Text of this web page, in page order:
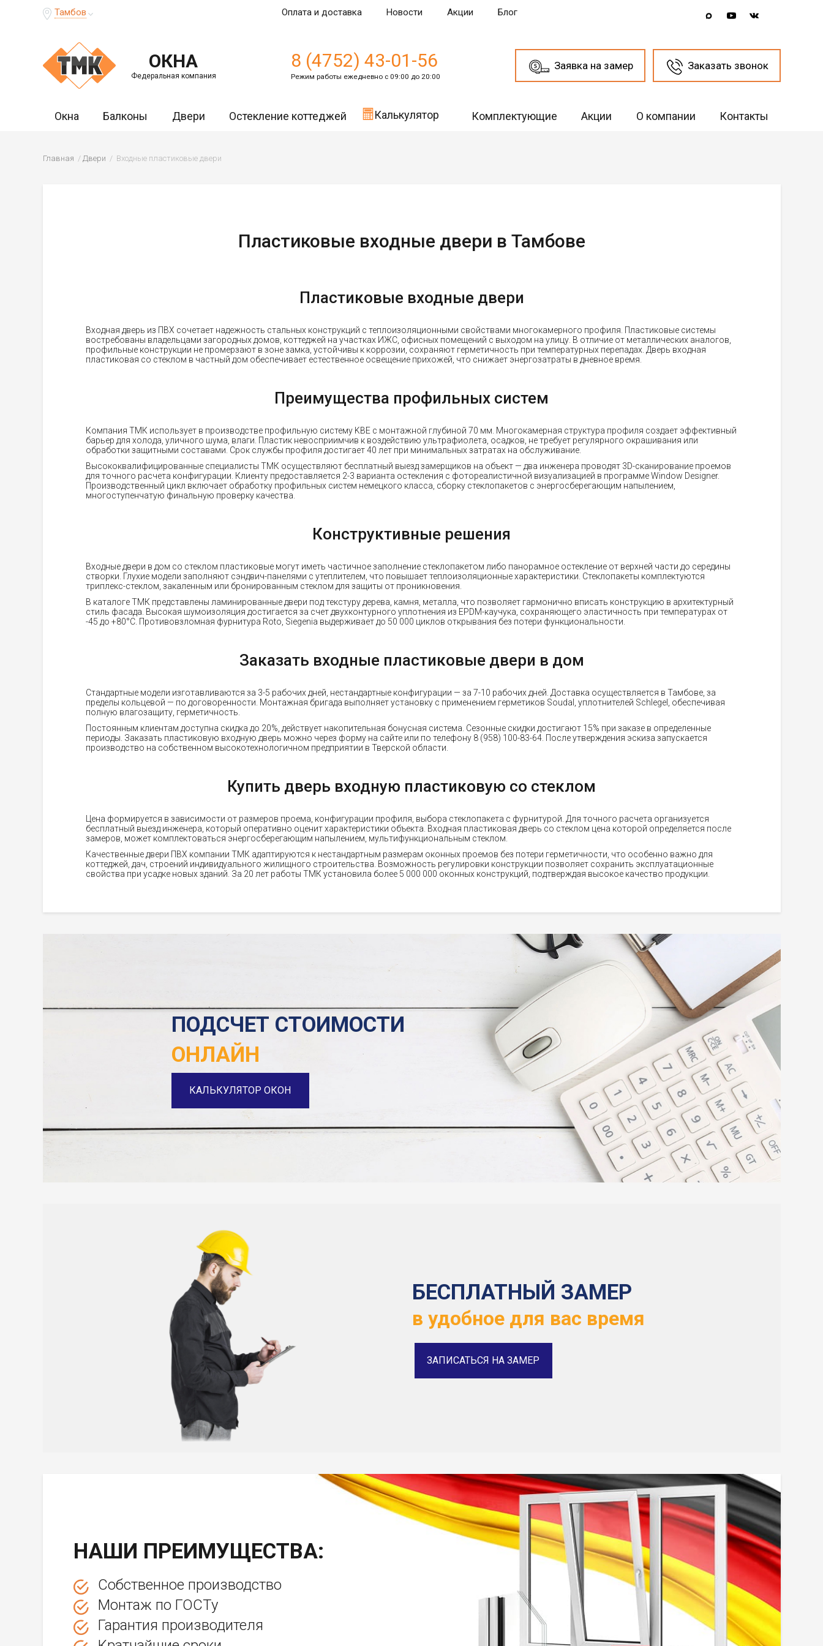
Тамбов Оплата и доставка Новости Акции Блог
ОКНА
Федеральная компания
8 (4752) 43-01-56
Режим работы ежедневно с 09:00 до 20:00
Заявка на замер Заказать звонок
Окна Балконы Двери Остекление коттеджей Калькулятор Комплектующие Акции О компании Контакты
Главная Двери Входные пластиковые двери
Пластиковые входные двери в Тамбове
Пластиковые входные двери
Входная дверь из ПВХ сочетает надежность стальных конструкций с теплоизоляционными свойствами многокамерного профиля. Пластиковые системы
востребованы владельцами загородных домов, коттеджей на участках ИЖС, офисных помещений с выходом на улицу. В отличие от металлических аналогов,
профильные конструкции не промерзают в зоне замка, устойчивы к коррозии, сохраняют герметичность при температурных перепадах. Дверь входная
пластиковая со стеклом в частный дом обеспечивает естественное освещение прихожей, что снижает энергозатраты в дневное время.
Преимущества профильных систем
Компания ТМК использует в производстве профильную систему KBE с монтажной глубиной 70 мм. Многокамерная структура профиля создает эффективный
барьер для холода, уличного шума, влаги. Пластик невосприимчив к воздействию ультрафиолета, осадков, не требует регулярного окрашивания или
обработки защитными составами. Срок службы профиля достигает 40 лет при минимальных затратах на обслуживание.
Высококвалифицированные специалисты ТМК осуществляют бесплатный выезд замерщиков на объект — два инженера проводят 3D-сканирование проемов
для точного расчета конфигурации. Клиенту предоставляется 2-3 варианта остекления с фотореалистичной визуализацией в программе Window Designer.
Производственный цикл включает обработку профильных систем немецкого класса, сборку стеклопакетов с энергосберегающим напылением,
многоступенчатую финальную проверку качества.
Конструктивные решения
Входные двери в дом со стеклом пластиковые могут иметь частичное заполнение стеклопакетом либо панорамное остекление от верхней части до середины
створки. Глухие модели заполняют сэндвич-панелями с утеплителем, что повышает теплоизоляционные характеристики. Стеклопакеты комплектуются
триплекс-стеклом, закаленным или бронированным стеклом для защиты от проникновения.
В каталоге ТМК представлены ламинированные двери под текстуру дерева, камня, металла, что позволяет гармонично вписать конструкцию в архитектурный
стиль фасада. Высокая шумоизоляция достигается за счет двухконтурного уплотнения из EPDM-каучука, сохраняющего эластичность при температурах от
-45 до +80°C. Противовзломная фурнитура Roto, Siegenia выдерживает до 50 000 циклов открывания без потери функциональности.
Заказать входные пластиковые двери в дом
Стандартные модели изготавливаются за 3-5 рабочих дней, нестандартные конфигурации — за 7-10 рабочих дней. Доставка осуществляется в Тамбове, за
пределы кольцевой — по договоренности. Монтажная бригада выполняет установку с применением герметиков Soudal, уплотнителей Schlegel, обеспечивая
полную влагозащиту, герметичность.
Постоянным клиентам доступна скидка до 20%, действует накопительная бонусная система. Сезонные скидки достигают 15% при заказе в определенные
периоды. Заказать пластиковую входную дверь можно через форму на сайте или по телефону 8 (958) 100-83-64. После утверждения эскиза запускается
производство на собственном высокотехнологичном предприятии в Тверской области.
Купить дверь входную пластиковую со стеклом
Цена формируется в зависимости от размеров проема, конфигурации профиля, выбора стеклопакета с фурнитурой. Для точного расчета организуется
бесплатный выезд инженера, который оперативно оценит характеристики объекта. Входная пластиковая дверь со стеклом цена которой определяется после
замеров, может комплектоваться энергосберегающим напылением, мультифункциональным стеклом.
Качественные двери ПВХ компании ТМК адаптируются к нестандартным размерам оконных проемов без потери герметичности, что особенно важно для
коттеджей, дач, строений индивидуального жилищного строительства. Возможность регулировки конструкции позволяет сохранить эксплуатационные
свойства при усадке новых зданий. За 20 лет работы ТМК установила более 5 000 000 оконных конструкций, подтверждая высокое качество продукции.
ПОДСЧЕТ СТОИМОСТИ
ОНЛАЙН
КАЛЬКУЛЯТОР ОКОН
БЕСПЛАТНЫЙ ЗАМЕР
в удобное для вас время
ЗАПИСАТЬСЯ НА ЗАМЕР
НАШИ ПРЕИМУЩЕСТВА:
Собственное производство
Монтаж по ГОСТу
Гарантия производителя